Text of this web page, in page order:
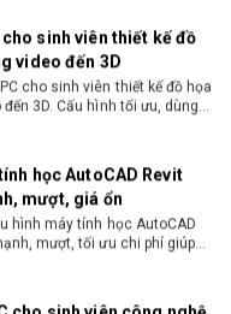
học AutoCAD Revit
mượt, giá ổn
hình máy tính học AutoCAD
mượt, tối ưu chi phí giúp
cho sinh viên công nghệ
cho sinh viên công nghệ
Tư vấn cấu hình học lập